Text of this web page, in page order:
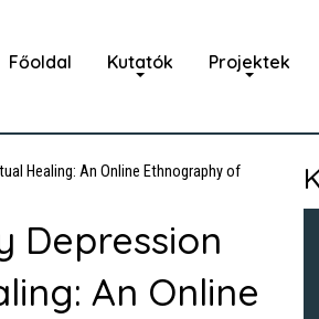
Főoldal Kutatók Projektek
Healing: An Online Ethnography of
Depression
An Online